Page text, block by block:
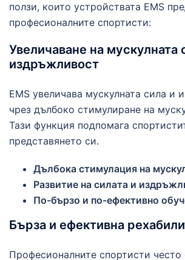
ползи, които устройствата EMS
професионалните спортисти:
Увеличаване на мускулната
издръжливост
EMS увеличава мускулната сила и
чрез дълбоко стимулиране на
Тази функция подпомага
представянето си.
Дълбока стимулация на
Развитие на силата и
По-бързо и по-ефективно
Бърза и ефективна
Професионалните спортисти